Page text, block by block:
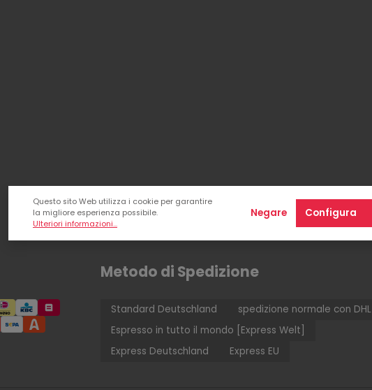
Metodo di Spedizione
Standard Deutschland
spedizione normale con DHL
Espresso in tutto il mondo [Express Welt]
Express Deutschland
Express EU
Questo sito Web utilizza i cookie per garantire
la migliore esperienza possibile.
Ulteriori informazioni...
Negare Configura